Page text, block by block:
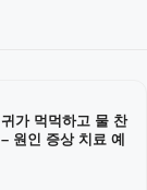
가 먹먹하고 물 찬
원인 증상 치료 예